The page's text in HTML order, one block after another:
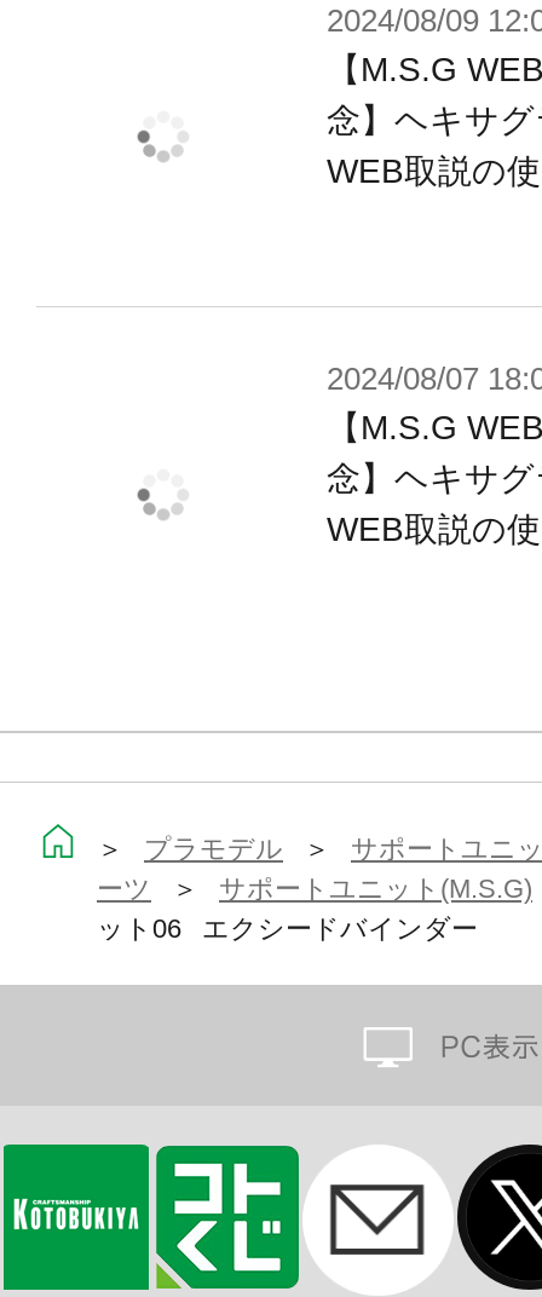
しており、各部は分解が可能。各種
ツとして使用できるほか、組み換え
す。
※本製品は再生産品となります。
※画像は試作品です。実際の商品と
ます。また、撮影用に塗装されてお
※一部画像は商品の使用例です。
2024/08/09
【M.S.G
念】ヘキサ
WEB取説の
2024/08/07
【M.S.G
念】ヘキサ
WEB取説の
＞ プラモデル ＞ サポートユニ
ーツ
＞ サポートユニット(M.S.G)
ット06 エクシードバインダー